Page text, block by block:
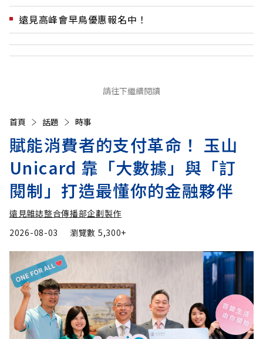
遠見高峰會早鳥優惠報名中！
請往下繼續閱讀
首頁 話題 時事
賦能消費者的支付革命！ 玉山
Unicard 靠「大數據」與「訂
閱制」打造最懂你的金融夥伴
遠見雜誌整合傳播部企劃製作
2026-08-03
瀏覽數 5,300+